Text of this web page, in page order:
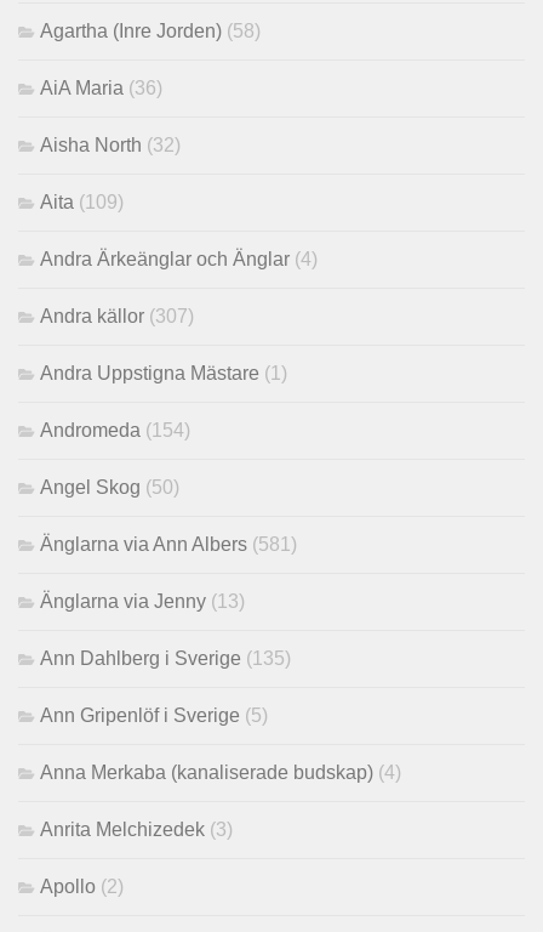
Agartha (Inre Jorden) (58)
AiA Maria (36)
Aisha North (32)
Aita (109)
Andra Ärkeänglar och Änglar (4)
Andra källor (307)
Andra Uppstigna Mästare (1)
Andromeda (154)
Angel Skog (50)
Änglarna via Ann Albers (581)
Änglarna via Jenny (13)
Ann Dahlberg i Sverige (135)
Ann Gripenlöf i Sverige (5)
Anna Merkaba (kanaliserade budskap) (4)
Anrita Melchizedek (3)
Apollo (2)